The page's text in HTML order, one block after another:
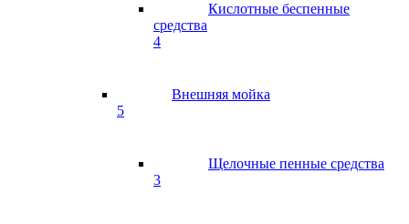
Кислотные беспенные
средства
4
Внешняя мойка
5
Щелочные пенные средства
3